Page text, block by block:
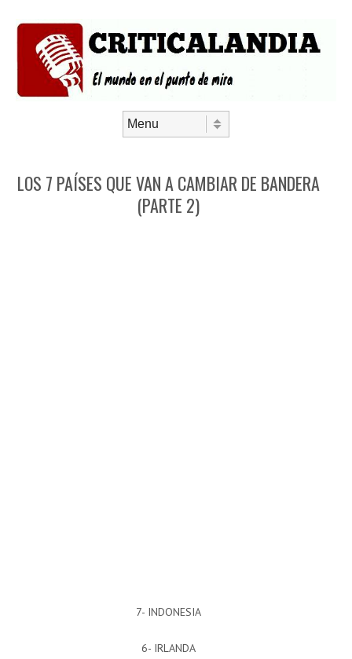
LOS 7 PAÍSES QUE VAN A CAMBIAR DE BANDERA
(PARTE 2)
7- INDONESIA
6- IRLANDA